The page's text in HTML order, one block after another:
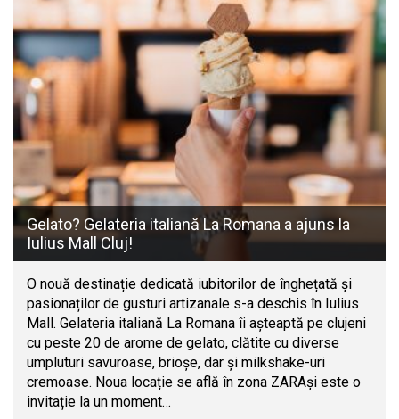
Gelato? Gelateria italiană La Romana a ajuns la
Iulius Mall Cluj!
O nouă destinație dedicată iubitorilor de înghețată și
pasionaților de gusturi artizanale s-a deschis în Iulius
Mall. Gelateria italiană La Romana îi așteaptă pe clujeni
cu peste 20 de arome de gelato, clătite cu diverse
umpluturi savuroase, brioșe, dar și milkshake-uri
cremoase. Noua locație se află în zona ZARAși este o
invitație la un moment…